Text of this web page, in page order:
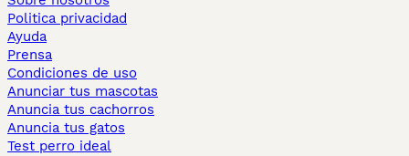
Politica privacidad
Ayuda
Prensa
Condiciones de uso
Anunciar tus mascotas
Anuncia tus cachorros
Anuncia tus gatos
Test perro ideal